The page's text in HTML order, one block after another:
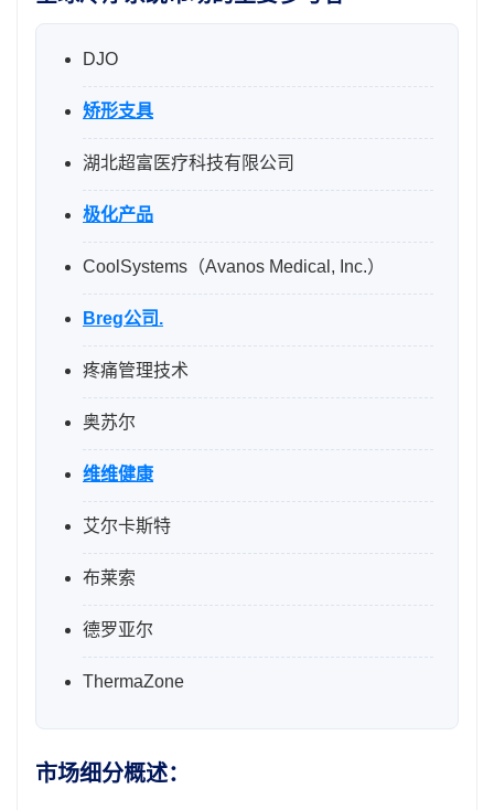
DJO
矫形支具
湖北超富医疗科技有限公司
极化产品
CoolSystems（Avanos Medical, Inc.）
Breg公司.
疼痛管理技术
奥苏尔
维维健康
艾尔卡斯特
布莱索
德罗亚尔
ThermaZone
市场细分概述：